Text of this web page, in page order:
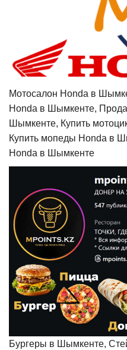
Мотосалон Honda в
Honda в Шымкенте,
Шымкенте, Купить
Купить мопеды Honda в
Honda в Шымкенте
Бургеры в Шымкенте,